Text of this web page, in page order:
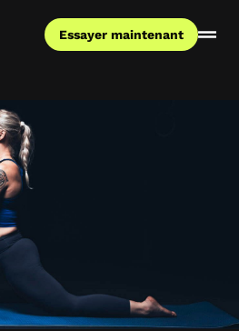
Essayer maintenant